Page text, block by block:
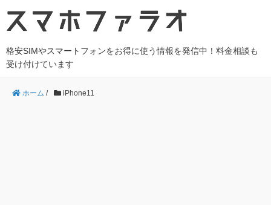
格安SIMやスマートフォンをお得に使う情報を発信中！料金相談も
受け付けています
ホーム / iPhone11